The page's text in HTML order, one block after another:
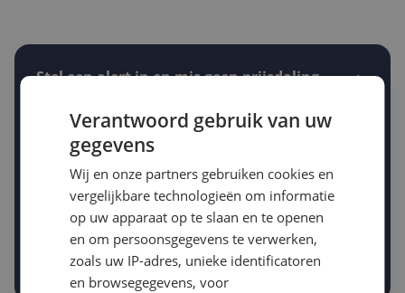
Stel een alert in en mis geen prijsdaling
Jouw e-mailadres
Gewenste daling of bedrag
-10% -15%
Gewenste prijs
€
Prijsalert aanzetten
Verantwoord gebruik van uw
gegevens
Wij en onze partners gebruiken cookies en
vergelijkbare technologieën om informatie
op uw apparaat op te slaan en te openen
en om persoonsgegevens te verwerken,
zoals uw IP-adres, unieke identificatoren
en browsegegevens, voor